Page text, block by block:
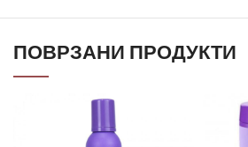
ПОВРЗАНИ ПРОДУКТИ